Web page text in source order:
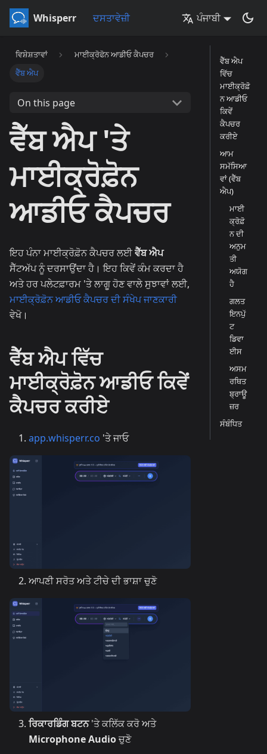
Whisperr ਦਸਤਾਵੇਜ਼ੀ ਪੰਜਾਬੀ
ਵਿਸ਼ੇਸ਼ਤਾਵਾਂ
ਮਾਈਕ੍ਰੋਫੋਨ ਆਡੀਓ ਕੈਪਚਰ
ਵੈੱਬ ਐਪ
On this page
ਵੈੱਬ ਐਪ 'ਤੇ
ਮਾਈਕ੍ਰੋਫ਼ੋਨ
ਆਡੀਓ ਕੈਪਚਰ
ਇਹ ਪੰਨਾ ਮਾਈਕ੍ਰੋਫ਼ੋਨ ਕੈਪਚਰ ਲਈਵੈੱਬ ਐਪ
ਸੈੱਟਅੱਪ ਨੂੰ ਦਰਸਾਉਂਦਾ ਹੈ। ਇਹ ਕਿਵੇਂ ਕੰਮ ਕਰਦਾ ਹੈ
ਅਤੇ ਹਰ ਪਲੇਟਫ਼ਾਰਮ 'ਤੇ ਲਾਗੂ ਹੋਣ ਵਾਲੇ ਸੁਝਾਵਾਂ ਲਈ,
ਮਾਈਕ੍ਰੋਫ਼ੋਨ ਆਡੀਓ ਕੈਪਚਰ ਦੀ ਸੰਖੇਪ ਜਾਣਕਾਰੀ
ਵੇਖੋ।
ਵੈੱਬ ਐਪ ਵਿੱਚ
ਮਾਈਕ੍ਰੋਫ਼ੋਨ ਆਡੀਓ ਕਿਵੇਂ
ਕੈਪਚਰ ਕਰੀਏ
app.whisperr.co 'ਤੇ ਜਾਓ
ਆਪਣੀ ਸਰੋਤ ਅਤੇ ਟੀਚੇ ਦੀ ਭਾਸ਼ਾ ਚੁਣੋ
ਰਿਕਾਰਡਿੰਗ ਬਟਨ'ਤੇ ਕਲਿੱਕ ਕਰੋ ਅਤੇ
Microphone Audioਚੁਣੋ
ਵੈੱਬ ਐਪ
ਵਿੱਚ
ਮਾਈਕ੍ਰੋਫ਼ੋ
ਨ ਆਡੀਓ
ਕਿਵੇਂ
ਕੈਪਚਰ
ਕਰੀਏ
ਆਮ
ਸਮੱਸਿਆ
ਵਾਂ (ਵੈੱਬ
ਐਪ)
ਮਾਈ
ਕ੍ਰੋਫ਼ੋ
ਨ ਦੀ
ਅਨੁਮ
ਤੀ
ਅਯੋਗ
ਹੈ
ਗਲਤ
ਇਨਪੁੱ
ਟ
ਡਿਵਾ
ਈਸ
ਅਸਮ
ਰਥਿਤ
ਬ੍ਰਾਊ
ਜ਼ਰ
ਸੰਬੰਧਿਤ